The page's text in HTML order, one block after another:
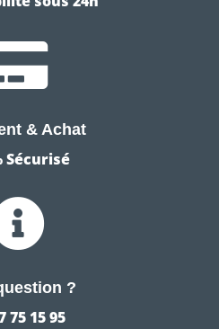
& Achat
Sécurisé
?
75 15 95